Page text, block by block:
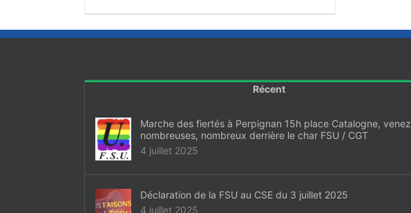
Récent
Marche des fiertés à Perpignan 15h place Catalogne, venez
nombreuses, nombreux derrière le char FSU / CGT
4 juillet 2025
Déclaration de la FSU au CSE du 3 juillet 2025
4 juillet 2025